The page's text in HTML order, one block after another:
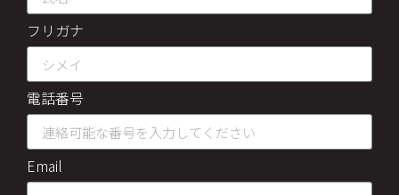
フリガナ
電話番号
Email